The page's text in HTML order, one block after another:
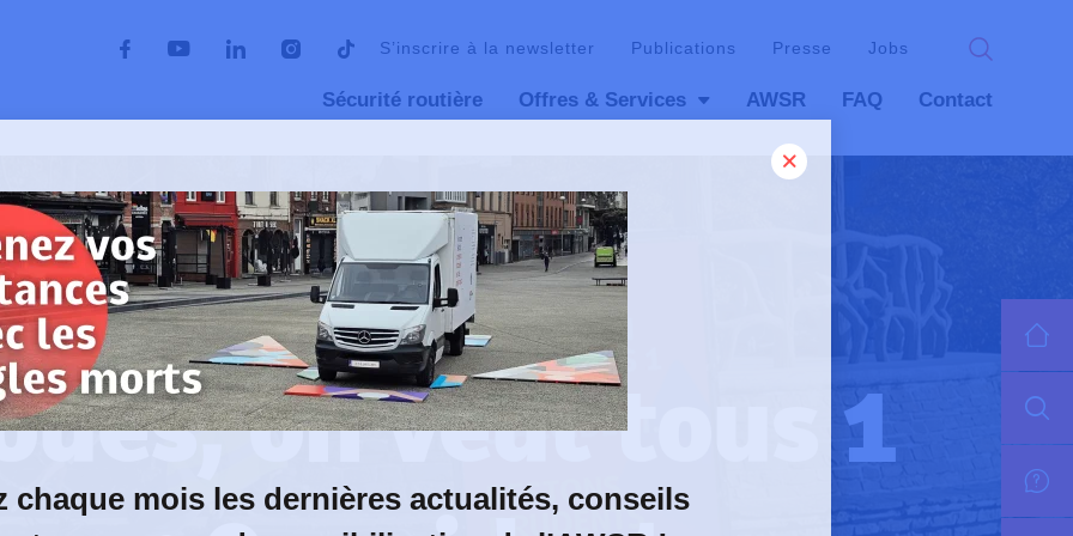
S’inscrire à la newsletter Publications Presse Jobs
Sécurité routière Offres & Services AWSR FAQ Contact
on veut tous 1 chose : 0 accident
01 septembre 2023
on veut tous 1
chaque mois les dernières actualités, conseils